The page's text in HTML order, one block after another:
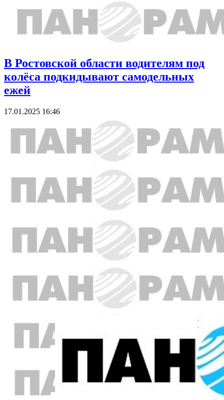
В Ростовской области водителям под
колёса подкидывают самодельных
ежей
17.01.2025 16:46